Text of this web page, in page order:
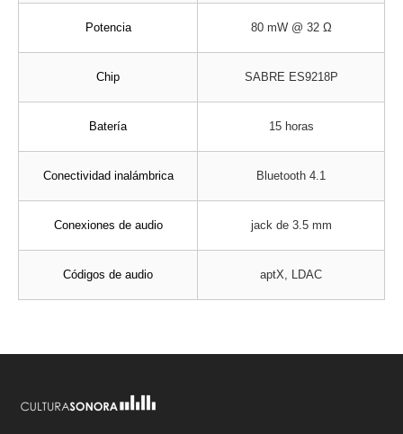
Potencia 80 mW @ 32 Ω
Chip SABRE ES9218P
Batería 15 horas
Conectividad inalámbrica Bluetooth 4.1
Conexiones de audio jack de 3.5 mm
Códigos de audio aptX, LDAC